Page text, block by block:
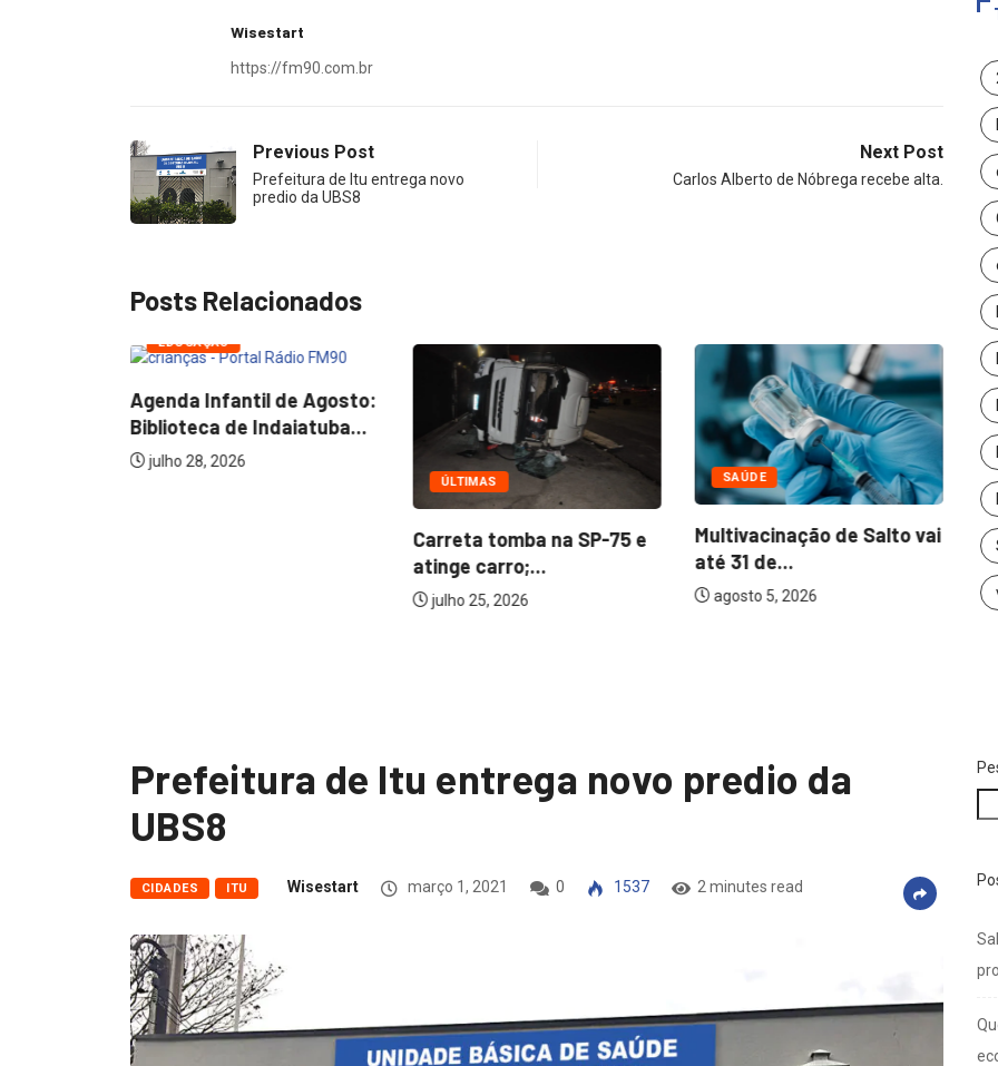
Wisestart
https://fm90.com.br
Previous Post
Prefeitura de Itu entrega novo
predio da UBS8
Next Post
Carlos Alberto de Nóbrega recebe alta.
Posts Relacionados
EDUCAÇÃO
Agenda Infantil de Agosto:
Biblioteca de Indaiatuba...
julho 28, 2026
ÚLTIMAS
Carreta tomba na SP-75 e
atinge carro;...
julho 25, 2026
SAÚDE
Multivacinação de Salto vai
até 31 de...
agosto 5, 2026
Prefeitura de Itu entrega novo predio da
UBS8
CIDADES ITU Wisestart março 1, 2021 0 1537 2 minutes read